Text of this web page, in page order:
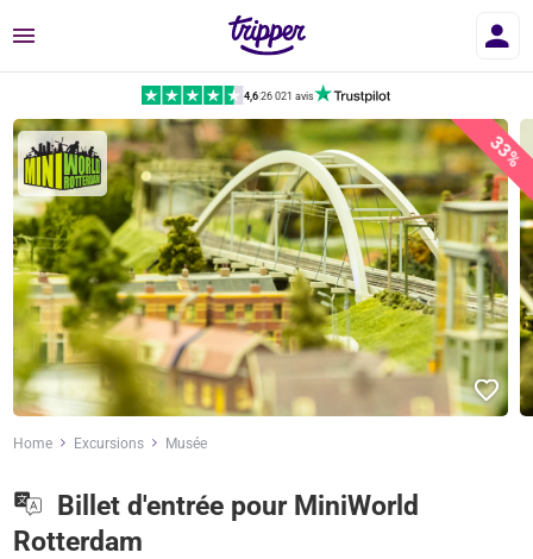
Menu
4,6|26 021 avis
33%
Home Excursions Musée
Billet d'entrée pour MiniWorld
Rotterdam